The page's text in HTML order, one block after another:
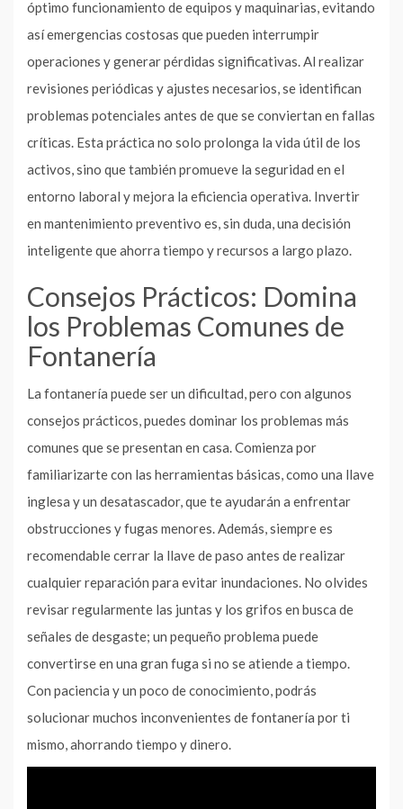
óptimo funcionamiento de equipos y maquinarias, evitando
así emergencias costosas que pueden interrumpir
operaciones y generar pérdidas significativas. Al realizar
revisiones periódicas y ajustes necesarios, se identifican
problemas potenciales antes de que se conviertan en fallas
críticas. Esta práctica no solo prolonga la vida útil de los
activos, sino que también promueve la seguridad en el
entorno laboral y mejora la eficiencia operativa. Invertir
en mantenimiento preventivo es, sin duda, una decisión
inteligente que ahorra tiempo y recursos a largo plazo.
Consejos Prácticos: Domina
los Problemas Comunes de
Fontanería
La fontanería puede ser un dificultad, pero con algunos
consejos prácticos, puedes dominar los problemas más
comunes que se presentan en casa. Comienza por
familiarizarte con las herramientas básicas, como una llave
inglesa y un desatascador, que te ayudarán a enfrentar
obstrucciones y fugas menores. Además, siempre es
recomendable cerrar la llave de paso antes de realizar
cualquier reparación para evitar inundaciones. No olvides
revisar regularmente las juntas y los grifos en busca de
señales de desgaste; un pequeño problema puede
convertirse en una gran fuga si no se atiende a tiempo.
Con paciencia y un poco de conocimiento, podrás
solucionar muchos inconvenientes de fontanería por ti
mismo, ahorrando tiempo y dinero.